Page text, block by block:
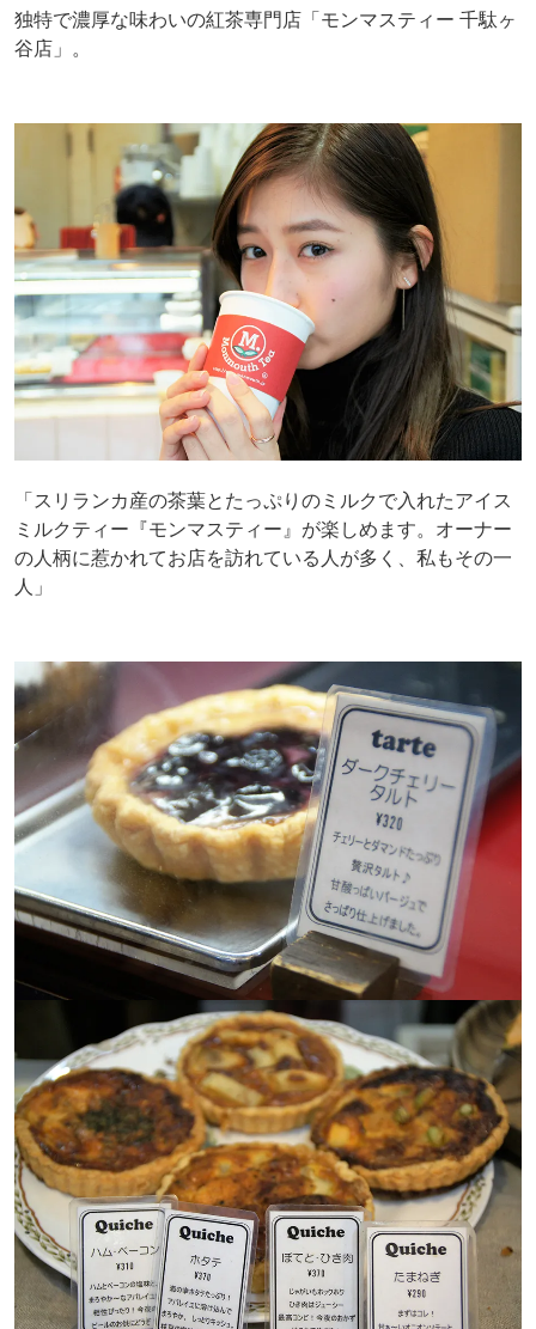
独特で濃厚な味わいの紅茶専門店「モンマスティー 千駄ヶ
谷店」。
「スリランカ産の茶葉とたっぷりのミルクで入れたアイス
ミルクティー『モンマスティー』が楽しめます。オーナー
の人柄に惹かれてお店を訪れている人が多く、私もその一
人」